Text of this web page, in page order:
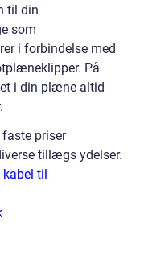
til din
som
i forbindelse med
På
i din plæne altid
priser
tillægs ydelser.
til